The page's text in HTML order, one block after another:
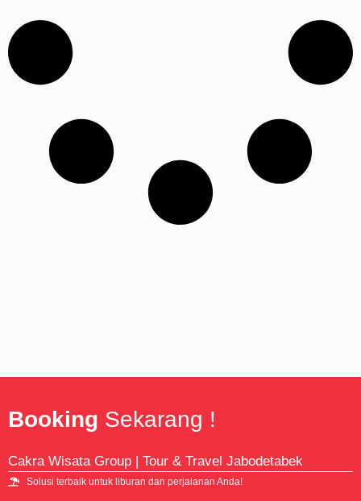
Booking Sekarang !
Cakra Wisata Group | Tour & Travel Jabodetabek
Solusi terbaik untuk liburan dan perjalanan Anda!